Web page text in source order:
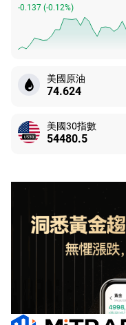
-0.137(-0.12%)
美國原油
74.624
美國30指數
54480.5